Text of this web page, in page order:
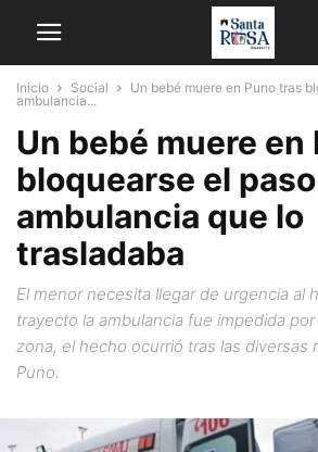
Inicio Social
Un bebé muere en Puno tras
ambulancia...
Un bebé muere en
bloquearse el
ambulancia que lo
trasladaba
El menor necesita llegar de urgencia al
trayecto la ambulancia fue impedida
zona, el hecho ocurrió tras las diversas
Puno.